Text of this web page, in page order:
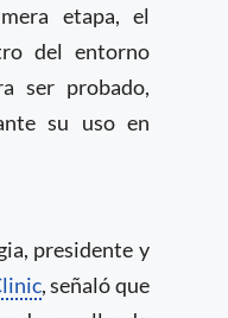
etapa, el
del entorno
ser probado,
su uso en
presidente y
, señaló que